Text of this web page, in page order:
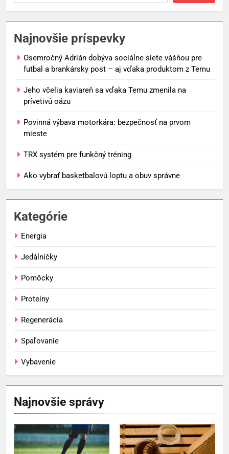
Najnovšie príspevky
Osemročný Adrián dobýva sociálne siete vášňou pre
futbal a brankársky post – aj vďaka produktom z Temu
Jeho včelia kaviareň sa vďaka Temu zmenila na
prívetivú oázu
Povinná výbava motorkára: bezpečnosť na prvom
mieste
TRX systém pre funkčný tréning
Ako vybrať basketbalovú loptu a obuv správne
Kategórie
Energia
Jedálničky
Pomôcky
Proteíny
Regenerácia
Spaľovanie
Vybavenie
Najnovšie správy
5
POMÔCKY
6
Ako kombinovať rôzne